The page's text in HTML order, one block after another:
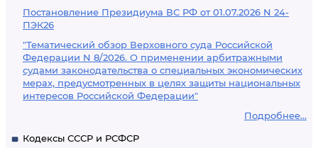
Постановление Президиума ВС РФ от 01.07.2026 N 24-
ПЭК26
"Тематический обзор Верховного суда Российской
Федерации N 8/2026. О применении арбитражными
судами законодательства о специальных экономических
мерах, предусмотренных в целях защиты национальных
интересов Российской Федерации"
Подробнее...
Кодексы СССР и РСФСР